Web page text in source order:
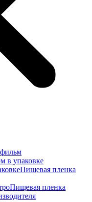
Пищевая пленка
Пищевая пленка